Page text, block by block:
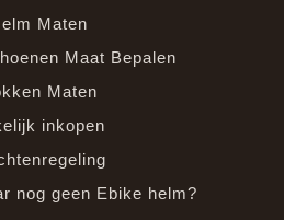
Maten
Maat Bepalen
Maten
inkopen
nog geen Ebike helm?